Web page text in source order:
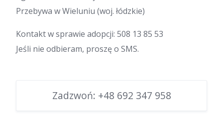
Przebywa w Wieluniu (woj. łódzkie)
Kontakt w sprawie adopcji: 508 13 85 53
Jeśli nie odbieram, proszę o SMS.
Zadzwoń: +48 692 347 958